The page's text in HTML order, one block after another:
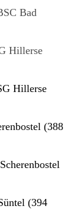
Bad
Hillerse
Hillerse
(388
(394